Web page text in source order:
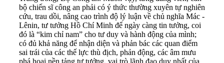
bộ chiến sĩ công an phải có ý thức thường xuyên tự nghiên
cứu, trau dồi, nâng cao trình độ lý luận về chủ nghĩa Mác -
Lênin, tư tưởng Hồ Chí Minh để ngày càng tin tưởng, coi
đó là “kim chỉ nam” cho tư duy và hành động của mình;
có đủ khả năng để nhận diện và phản bác các quan điểm
sai trái của các thế lực thù địch, phản động, các âm mưu